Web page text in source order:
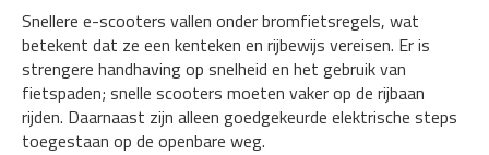
Snellere e-scooters vallen onder bromfietsregels, wat
betekent dat ze een kenteken en rijbewijs vereisen. Er is
strengere handhaving op snelheid en het gebruik van
fietspaden; snelle scooters moeten vaker op de rijbaan
rijden. Daarnaast zijn alleen goedgekeurde elektrische steps
toegestaan op de openbare weg.